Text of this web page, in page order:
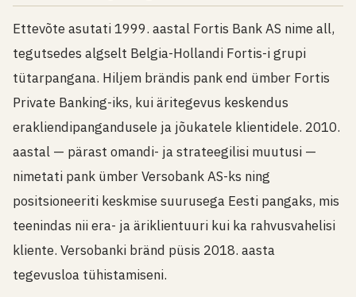
Ettevõte asutati 1999. aastal Fortis Bank AS nime all,
tegutsedes algselt Belgia-Hollandi Fortis-i grupi
tütarpangana. Hiljem brändis pank end ümber Fortis
Private Banking-iks, kui äritegevus keskendus
erakliendipangandusele ja jõukatele klientidele. 2010.
aastal — pärast omandi- ja strateegilisi muutusi —
nimetati pank ümber Versobank AS-ks ning
positsioneeriti keskmise suurusega Eesti pangaks, mis
teenindas nii era- ja äriklientuuri kui ka rahvusvahelisi
kliente. Versobanki bränd püsis 2018. aasta
tegevusloa tühistamiseni.